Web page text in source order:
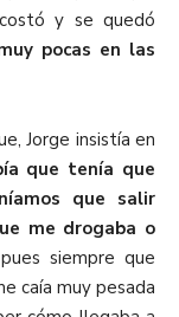
y se quedó
pocas en las
Jorge insistía en
que tenía que
que salir
me drogaba o
siempre que
caía muy pesada